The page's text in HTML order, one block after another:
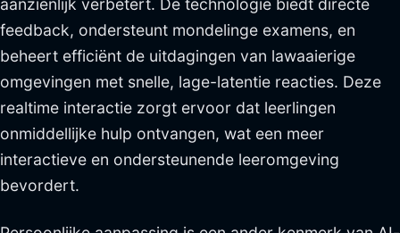
aanzienlijk verbetert. De technologie biedt directe
feedback, ondersteunt mondelinge examens, en
beheert efficiënt de uitdagingen van lawaaierige
omgevingen met snelle, lage-latentie reacties. Deze
realtime interactie zorgt ervoor dat leerlingen
onmiddellijke hulp ontvangen, wat een meer
interactieve en ondersteunende leeromgeving
bevordert.